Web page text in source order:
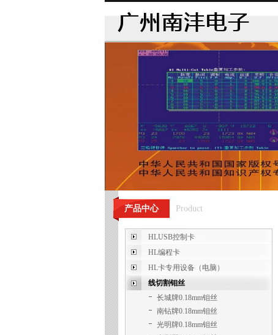
产品中心 Product
HLUSB控制卡
HL编程卡
HL卡专用设备（电脑）
线切割钼丝
长城牌0.18mm钼丝
南钻牌0.18mm钼丝
光明牌0.18mm钼丝